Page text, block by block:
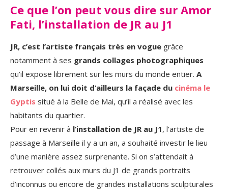
Ce que l’on peut vous dire sur Amor
Fati, l’installation de JR au J1
JR, c’est l’artiste français très en vogue grâce
notamment à ses grands collages photographiques
qu’il expose librement sur les murs du monde entier. A
Marseille, on lui doit d’ailleurs la façade du cinéma le
Gyptis situé à la Belle de Mai, qu’il a réalisé avec les
habitants du quartier.
Pour en revenir à l’installation de JR au J1, l’artiste de
passage à Marseille il y a un an, a souhaité investir le lieu
d’une manière assez surprenante. Si on s’attendait à
retrouver collés aux murs du J1 de grands portraits
d’inconnus ou encore de grandes installations sculpturales